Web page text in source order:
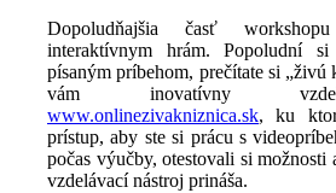
Dopoludňajšia časť
interaktívnym hrám. Popoludní
písaným príbehom, prečítate si „živú
vám inovatívny
www.onlinezivakniznica.sk, ku
prístup, aby ste si prácu s
počas výučby, otestovali si možnosti
vzdelávací nástroj prináša.